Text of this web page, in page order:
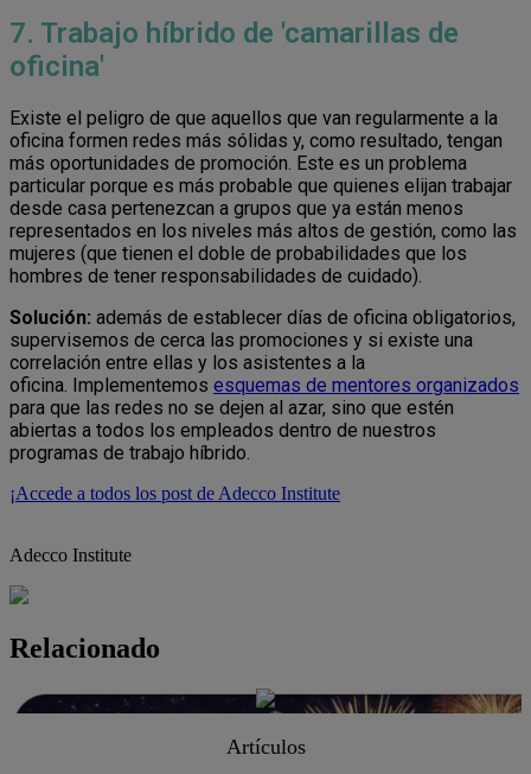
7. Trabajo híbrido de 'camarillas de
oficina'
Existe el peligro de que aquellos que van regularmente a la
oficina formen redes más sólidas y, como resultado, tengan
más oportunidades de promoción. Este es un problema
particular porque es más probable que quienes elijan trabajar
desde casa pertenezcan a grupos que ya están menos
representados en los niveles más altos de gestión, como las
mujeres (que tienen el doble de probabilidades que los
hombres de tener responsabilidades de cuidado).
Solución: además de establecer días de oficina obligatorios,
supervisemos de cerca las promociones y si existe una
correlación entre ellas y los asistentes a la
oficina. Implementemos esquemas de mentores organizados
para que las redes no se dejen al azar, sino que estén
abiertas a todos los empleados dentro de nuestros
programas de trabajo híbrido.
¡Accede a todos los post de Adecco Institute
Adecco Institute
Relacionado
Artículos